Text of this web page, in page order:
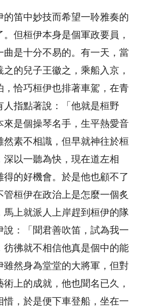
的笛中妙技而希望一聆雅奏的
。但桓伊本身是個軍政要員，
曲是十分不易的。有一天，當
的兒子王徽之，乘船入京，
，恰巧桓伊也排著車駕，在青
人指點著說：「他就是桓野
來是個操琴名手，生平熱愛音
然素不相識，但早就神往於桓
深以一聽為快，現在道左相
得的好機會。於是他也顧不了
管桓伊在政治上是怎麼一個炙
馬上就派人上岸趕到桓伊的隊
說：「聞君善吹笛，試為我一
彷彿就不相信他真是個中的能
雖然身為堂堂的大將軍，但對
上的成就，他也聞名已久，
惜，於是便下車登船，坐在一